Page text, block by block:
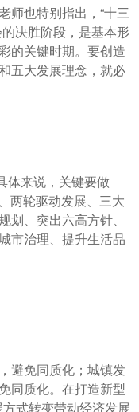
也特别指出，“十三
决胜阶段，是基本形
的关键时期。要创造
五大发展理念，就必
来说，关键要做
两轮驱动发展、三大
、突出六高方针、
市治理、提升生活品
免同质化；城镇发
同质化。在打造新型
式转变带动经济发展